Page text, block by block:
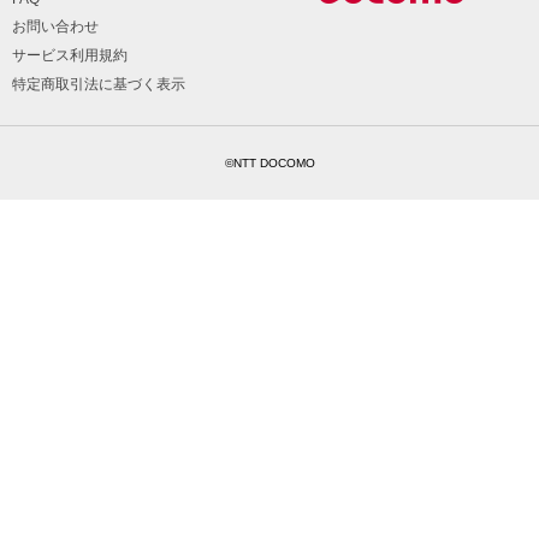
お問い合わせ
サービス利用規約
特定商取引法に基づく表示
©NTT DOCOMO